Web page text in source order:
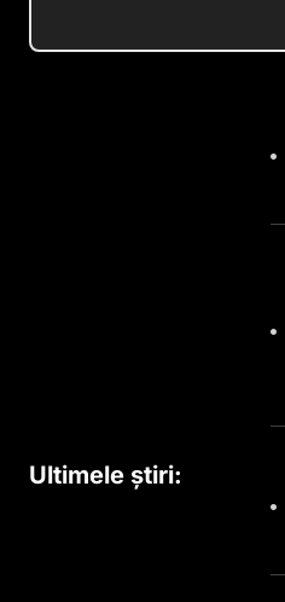
Ultimele știri: